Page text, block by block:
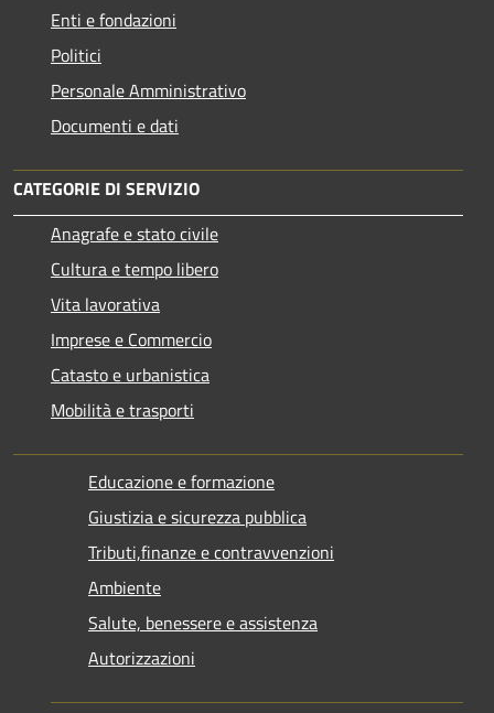
Enti e fondazioni
Politici
Personale Amministrativo
Documenti e dati
CATEGORIE DI SERVIZIO
Anagrafe e stato civile
Cultura e tempo libero
Vita lavorativa
Imprese e Commercio
Catasto e urbanistica
Mobilità e trasporti
Educazione e formazione
Giustizia e sicurezza pubblica
Tributi,finanze e contravvenzioni
Ambiente
Salute, benessere e assistenza
Autorizzazioni